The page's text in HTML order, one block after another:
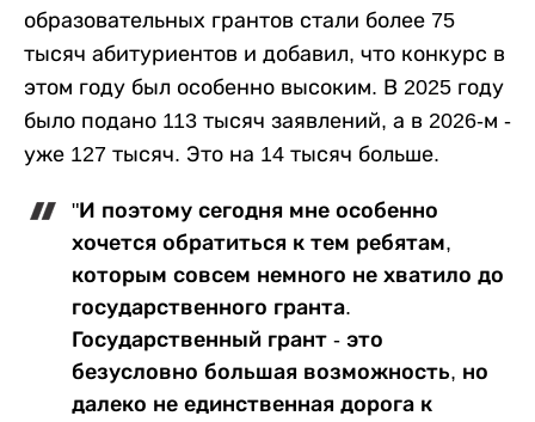
образовательных грантов стали более 75
тысяч абитуриентов и добавил, что конкурс в
этом году был особенно высоким. В 2025 году
было подано 113 тысяч заявлений, а в 2026-м -
уже 127 тысяч. Это на 14 тысяч больше.
"И поэтому сегодня мне особенно
хочется обратиться к тем ребятам,
которым совсем немного не хватило до
государственного гранта.
Государственный грант - это
безусловно большая возможность, но
далеко не единственная дорога к